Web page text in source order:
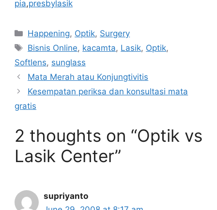
pia,presbylasik
Categories
Happening, Optik, Surgery
Tags
Bisnis Online, kacamta, Lasik, Optik,
Softlens, sunglass
Mata Merah atau Konjungtivitis
Kesempatan periksa dan konsultasi mata
gratis
2 thoughts on “Optik vs
Lasik Center”
supriyanto